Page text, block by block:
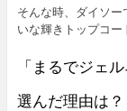
そんな時、ダイソ
いな輝きトップコー
「まるでジェ
選んだ理由は？